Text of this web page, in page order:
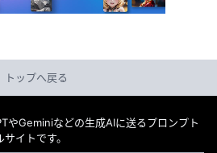
トップへ戻る
やGeminiなどの生成AIに送るプロンプト
イトです。